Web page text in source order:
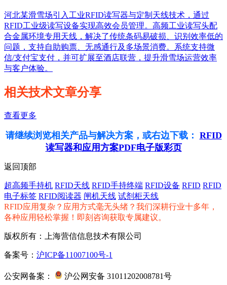
河北某滑雪场引入工业RFID读写器与定制天线技术，通过
RFID工业级读写设备实现高效会员管理。高频工业读写头配
合金属环境专用天线，解决了传统条码易破损、识别效率低的
问题，支持自助购票、无感通行及多场景消费。系统支持微
信/支付宝支付，并可扩展至酒店联营，提升滑雪场运营效率
与客户体验。
相关技术文章分享
查看更多
请继续浏览相关产品与解决方案，或右边下载： RFID
读写器和应用方案PDF电子版彩页
返回顶部
超高频手持机 RFID天线 RFID手持终端 RFID设备 RFID RFID
电子标签 RFID阅读器 闸机天线 试剂柜天线
RFID应用复杂？应用方式毫无头绪？我们深耕行业十多年，
各种应用轻松掌握！即刻咨询获取专属建议。
版权所有：上海营信信息技术有限公司
备案号： 沪ICP备11007100号-1
公安网备案： 沪公网安备 31011202008781号